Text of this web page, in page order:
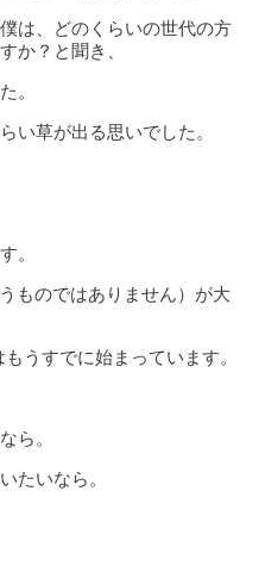
は、どのくらいの世代の方
か？と聞き、
。
い草が出る思いでした。
。
ものではありません）が大
うすでに始まっています。
ら。
たいなら。